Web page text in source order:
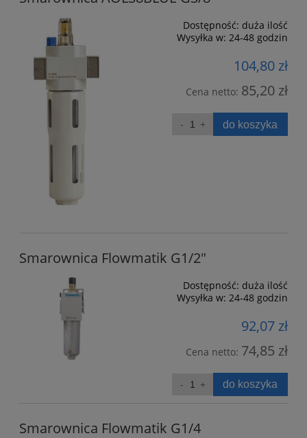
Dostępność: duża ilość
Wysyłka w: 24-48 godzin
104,80 zł
Cena netto: 85,20 zł
do koszyka
Smarownica Flowmatik G1/2"
Dostępność: duża ilość
Wysyłka w: 24-48 godzin
92,07 zł
Cena netto: 74,85 zł
do koszyka
Smarownica Flowmatik G1/4